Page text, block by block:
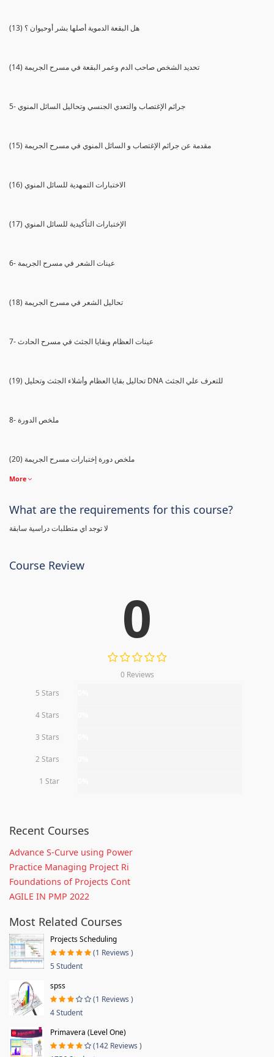
(13) هل البقعة الدموية أصلها بشر أوحيوان ؟
(14) تحديد الشخص صاحب الدم وعمر البقعة في مسرح الجريمة
5- جرائم الإغتصاب والتعدي الجنسي وتحاليل السائل المنوي
(15) مقدمة عن جرائم الإغتصاب و السائل المنوي في مسرح الجريمة
(16) الاختبارات التمهدية للسائل المنوي
(17) الإختبارات التأكيدية للسائل المنوي
6- عينات الشعر في مسرح الجريمة
(18) تحاليل الشعر في مسرح الجريمة
7- عينات العظام وبقايا الجثث في مسرح الحادث
(19) تحاليل بقايا العظام وأشلاء الجثث وتحليل DNA للتعرف علي الجثث
8- ملخص الدورة
(20) ملخص دورة إختبارات مسرح الجريمة
More
What are the requirements for this course?
لا توجد اي متطلبات دراسية سابقة
Course Review
0
0 Reviews
5 Stars
4 Stars
3 Stars
2 Stars
1 Star
Recent Courses
Advance S-Curve using Power
Practice Managing Project Ri
Foundations of Projects Cont
AGILE IN PMP 2022
Most Related Courses
Projects Scheduling
(1 Reviews )
5 Student
spss
(1 Reviews )
4 Student
Primavera (Level One)
(142 Reviews )